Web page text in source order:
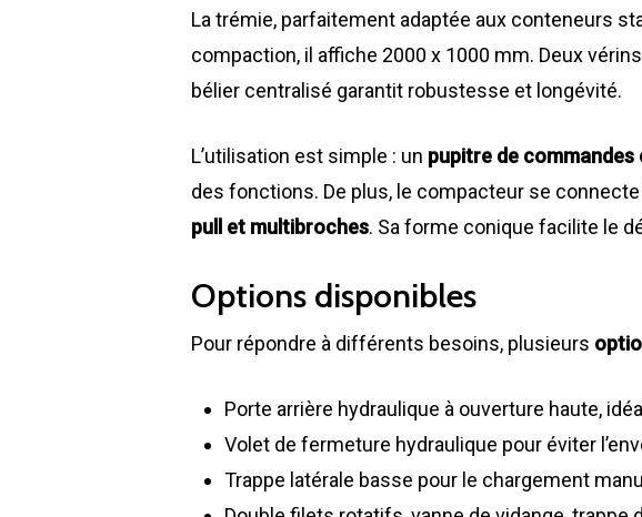
La trémie, parfaitement adaptée aux conteneurs
compaction, il affiche 2000 x 1000 mm. Deux
bélier centralisé garantit robustesse et longévité.
L’utilisation est simple : un pupitre de commandes
des fonctions. De plus, le compacteur se
pull et multibroches. Sa forme conique facilite le
Options disponibles
Pour répondre à différents besoins, plusieurs
Porte arrière hydraulique à ouverture haute,
Volet de fermeture hydraulique pour éviter
Trappe latérale basse pour le chargement